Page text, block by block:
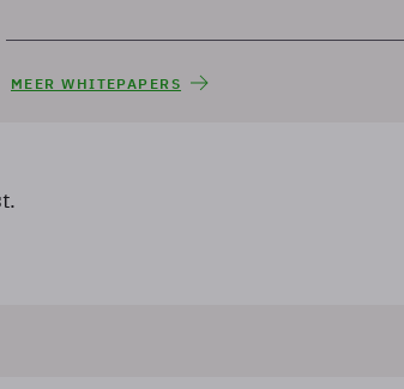
MEER WHITEPAPERS